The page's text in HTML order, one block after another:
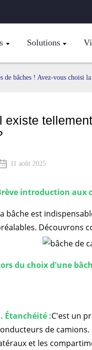
Solutions
de bâches ! Avez-vous choisi la
existe
11 août 2025
introduction aux
bâche est
Découvrons
du choix d'une
Étanchéité :C'est un
de
et les